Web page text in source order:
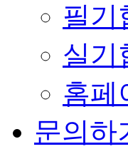
필기
실기
홈페
문의하